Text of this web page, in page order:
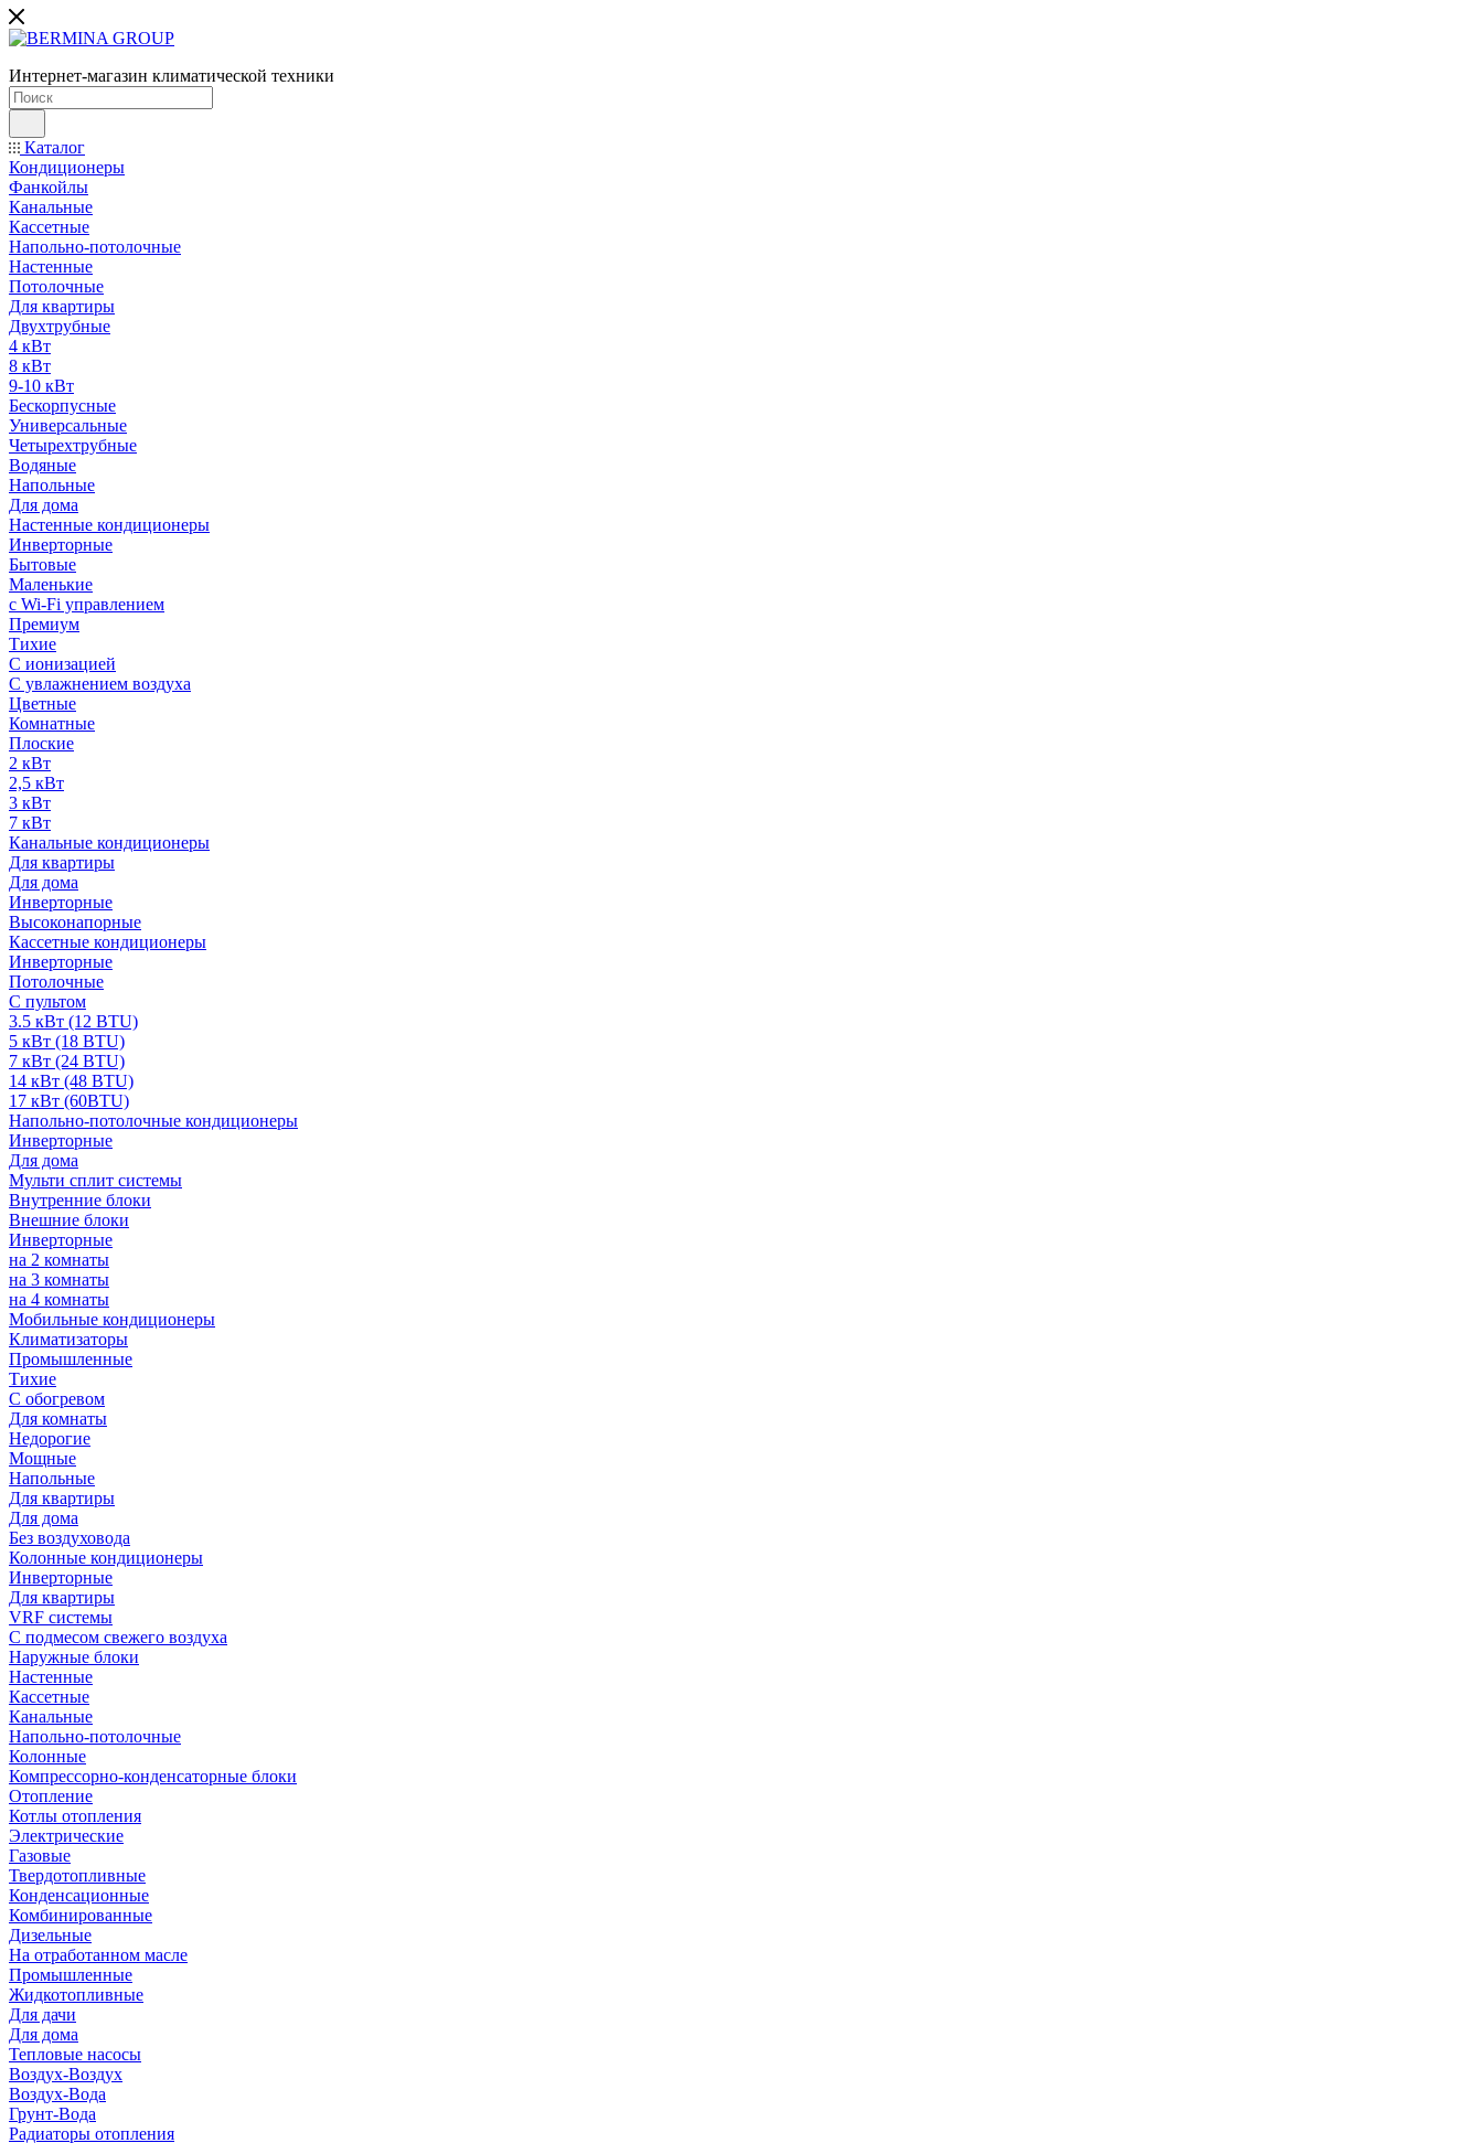
Интернет-магазин климатической техники
Каталог
Кондиционеры
Фанкойлы
Канальные
Кассетные
Напольно-потолочные
Настенные
Потолочные
Для квартиры
Двухтрубные
4 кВт
8 кВт
9-10 кВт
Бескорпусные
Универсальные
Четырехтрубные
Водяные
Напольные
Для дома
Настенные кондиционеры
Инверторные
Бытовые
Маленькие
с Wi-Fi управлением
Премиум
Тихие
С ионизацией
С увлажнением воздуха
Цветные
Комнатные
Плоские
2 кВт
2,5 кВт
3 кВт
7 кВт
Канальные кондиционеры
Для квартиры
Для дома
Инверторные
Высоконапорные
Кассетные кондиционеры
Инверторные
Потолочные
С пультом
3.5 кВт (12 BTU)
5 кВт (18 BTU)
7 кВт (24 BTU)
14 кВт (48 BTU)
17 кВт (60BTU)
Напольно-потолочные кондиционеры
Инверторные
Для дома
Мульти сплит системы
Внутренние блоки
Внешние блоки
Инверторные
на 2 комнаты
на 3 комнаты
на 4 комнаты
Мобильные кондиционеры
Климатизаторы
Промышленные
Тихие
С обогревом
Для комнаты
Недорогие
Мощные
Напольные
Для квартиры
Для дома
Без воздуховода
Колонные кондиционеры
Инверторные
Для квартиры
VRF системы
С подмесом свежего воздуха
Наружные блоки
Настенные
Кассетные
Канальные
Напольно-потолочные
Колонные
Компрессорно-конденсаторные блоки
Отопление
Котлы отопления
Электрические
Газовые
Твердотопливные
Конденсационные
Комбинированные
Дизельные
На отработанном масле
Промышленные
Жидкотопливные
Для дачи
Для дома
Тепловые насосы
Воздух-Воздух
Воздух-Вода
Грунт-Вода
Радиаторы отопления